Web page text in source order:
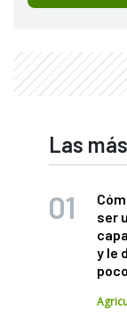
Las
ser
y le